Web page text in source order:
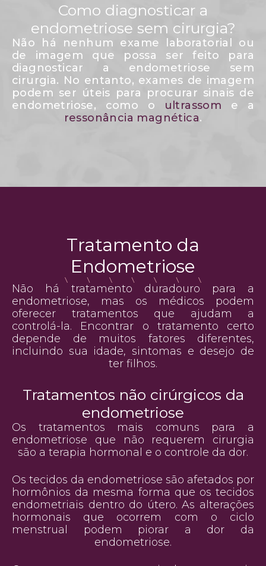
Como diagnosticar a
endometriose sem cirurgia?
Não há nenhum exame laboratorial ou
de imagem que possa ser feito para
diagnosticar a endometriose sem
cirurgia. No entanto, exames de imagem
podem ser úteis para procurar sinais de
endometriose, como o
ultrassom e a
ressonância magnética.
Tratamento da
Endometriose
Não há tratamento duradouro para a
endometriose, mas os médicos podem
oferecer tratamentos que ajudam a
controlá-la. Encontrar o tratamento certo
depende de muitos fatores diferentes,
incluindo sua idade, sintomas e desejo de
ter filhos.
Tratamentos não cirúrgicos da
endometriose
Os tratamentos mais comuns para a
endometriose que não requerem cirurgia
são a terapia hormonal e o controle da dor.
Os tecidos da endometriose são afetados por
hormônios da mesma forma que os tecidos
endometriais dentro do útero. As alterações
hormonais que ocorrem com o ciclo
menstrual podem piorar a dor da
endometriose.